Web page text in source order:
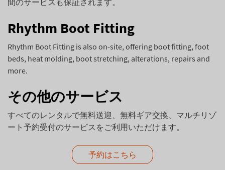
Rhythm Boot Fitting
Rhythm Boot Fitting is also on-site, offering boot fitting, foot
beds, heat molding, boot stretching, alterations, repairs and
more.
その他のサービス
すべてのレンタルで無料送迎、無料ギア交換、マルチリゾ
ート予約受付のサービスをご利用いただけます。
予約はこちら